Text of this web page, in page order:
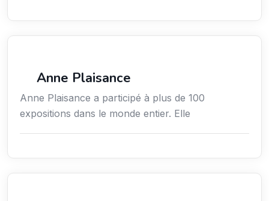
Anne Plaisance
Anne Plaisance a participé à plus de 100
expositions dans le monde entier. Elle